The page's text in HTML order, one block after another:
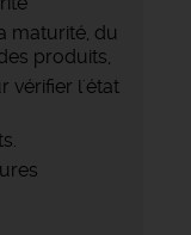
maturité, du
produits,
vérifier l'état